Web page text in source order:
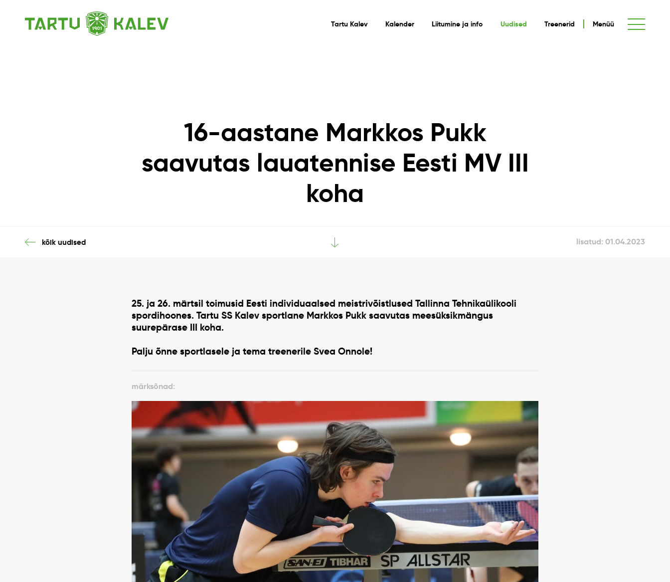
Tartu Kalev Kalender Liitumine ja info Uudised Treenerid Menüü
16-aastane Markkos Pukk
saavutas lauatennise Eesti MV III
koha
kõik uudised lisatud: 01.04.2023
25. ja 26. märtsil toimusid Eesti individuaalsed meistrivõistlused Tallinna Tehnikaülikooli
spordihoones. Tartu SS Kalev sportlane Markkos Pukk saavutas meesüksikmängus
suurepärase III koha.
Palju õnne sportlasele ja tema treenerile Svea Onnole!
märksõnad: